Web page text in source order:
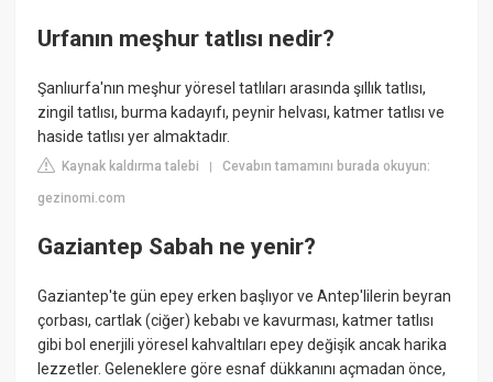
Urfanın meşhur tatlısı nedir?
Şanlıurfa'nın meşhur yöresel tatlıları arasında şıllık tatlısı,
zingil tatlısı, burma kadayıfı, peynir helvası, katmer tatlısı ve
haside tatlısı yer almaktadır.
Kaynak kaldırma talebi |Cevabın tamamını burada okuyun:
gezinomi.com
Gaziantep Sabah ne yenir?
Gaziantep'te gün epey erken başlıyor ve Antep'lilerin beyran
çorbası, cartlak (ciğer) kebabı ve kavurması, katmer tatlısı
gibi bol enerjili yöresel kahvaltıları epey değişik ancak harika
lezzetler. Geleneklere göre esnaf dükkanını açmadan önce,